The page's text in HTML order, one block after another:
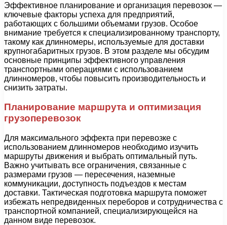
Эффективное планирование и организация перевозок —
ключевые факторы успеха для предприятий,
работающих с большими объемами грузов. Особое
внимание требуется к специализированному транспорту,
такому как длинномеры, используемые для доставки
крупногабаритных грузов. В этом разделе мы обсудим
основные принципы эффективного управления
транспортными операциями с использованием
длинномеров, чтобы повысить производительность и
снизить затраты.
Планирование маршрута и оптимизация
грузоперевозок
Для максимального эффекта при перевозке с
использованием длинномеров необходимо изучить
маршруты движения и выбрать оптимальный путь.
Важно учитывать все ограничения, связанные с
размерами грузов — пересечения, наземные
коммуникации, доступность подъездов к местам
доставки. Тактическая подготовка маршрута поможет
избежать непредвиденных переборов и сотрудничества с
транспортной компанией, специализирующейся на
данном виде перевозок.